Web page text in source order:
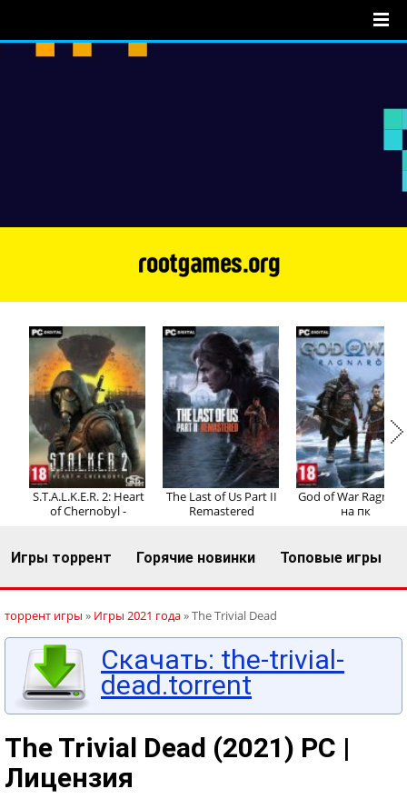
Регистрация Вход
S.T.A.L.K.E.R. 2: Heart
of Chernobyl -
The Last of Us Part II
Remastered
God of War
на пк
Игры торрент Горячие новинки Топовые игры
торрент игры » Игры 2021 года» The Trivial Dead
Скачать: the-trivial-
dead.torrent
The Trivial Dead (2021) PC |
Лицензия